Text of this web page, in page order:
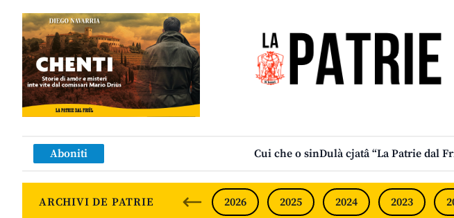
Aboniti Cui che o sinDulà cjatâ “La Patrie dal
ARCHIVI DE PATRIE 2026 2025 2024 2023